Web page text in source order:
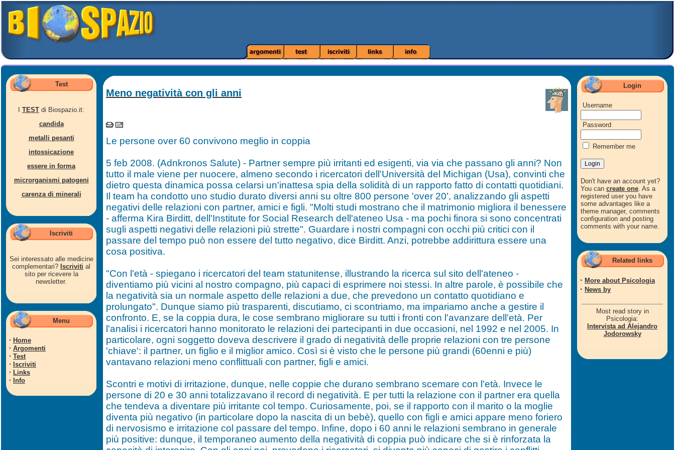
Test
TEST di Biospazio.it:
candida
metalli pesanti
intossicazione
essere in forma
microrganismi patogeni
carenza di minerali
Iscriviti
Sei interessato alle medicine
complementari? Iscriviti al
sito per ricevere la
newsletter.
Menu
· Home
· Argomenti
· Test
· Iscriviti
· Links
· Info
Meno negatività con gli anni
Le persone over 60 convivono meglio in coppia
5 feb 2008. (Adnkronos Salute) - Partner sempre più irritanti ed esigenti, via via che passano gli anni? Non
tutto il male viene per nuocere, almeno secondo i ricercatori dell'Università del Michigan (Usa), convinti che
dietro questa dinamica possa celarsi un'inattesa spia della solidità di un rapporto fatto di contatti quotidiani.
Il team ha condotto uno studio durato diversi anni su oltre 800 persone 'over 20', analizzando gli aspetti
negativi delle relazioni con partner, amici e figli. "Molti studi mostrano che il matrimonio migliora il benessere
- afferma Kira Birditt, dell'Institute for Social Research dell'ateneo Usa - ma pochi finora si sono concentrati
sugli aspetti negativi delle relazioni più strette". Guardare i nostri compagni con occhi più critici con il
passare del tempo può non essere del tutto negativo, dice Birditt. Anzi, potrebbe addirittura essere una
cosa positiva.
"Con l'età - spiegano i ricercatori del team statunitense, illustrando la ricerca sul sito dell'ateneo -
diventiamo più vicini al nostro compagno, più capaci di esprimere noi stessi. In altre parole, è possibile che
la negatività sia un normale aspetto delle relazioni a due, che prevedono un contatto quotidiano e
prolungato". Dunque siamo più trasparenti, discutiamo, ci scontriamo, ma impariamo anche a gestire il
confronto. E, se la coppia dura, le cose sembrano migliorare su tutti i fronti con l'avanzare dell'età. Per
l'analisi i ricercatori hanno monitorato le relazioni dei partecipanti in due occasioni, nel 1992 e nel 2005. In
particolare, ogni soggetto doveva descrivere il grado di negatività delle proprie relazioni con tre persone
'chiave': il partner, un figlio e il miglior amico. Così si è visto che le persone più grandi (60enni e più)
vantavano relazioni meno conflittuali con partner, figli e amici.
Scontri e motivi di irritazione, dunque, nelle coppie che durano sembrano scemare con l'età. Invece le
persone di 20 e 30 anni totalizzavano il record di negatività. E per tutti la relazione con il partner era quella
che tendeva a diventare più irritante col tempo. Curiosamente, poi, se il rapporto con il marito o la moglie
diventa più negativo (in particolare dopo la nascita di un bebè), quello con figli e amici appare meno foriero
di nervosismo e irritazione col passare del tempo. Infine, dopo i 60 anni le relazioni sembrano in generale
più positive: dunque, il temporaneo aumento della negatività di coppia può indicare che si è rinforzata la
Login
Username
Password
Remember me
Don't have an account yet?
You can create one. As a
registered user you have
some advantages like a
theme manager, comments
configuration and posting
comments with your name.
Related links
· More about Psicologia
· News by
Most read story in
Psicologia:
Intervista ad Alejandro
Jodorowsky